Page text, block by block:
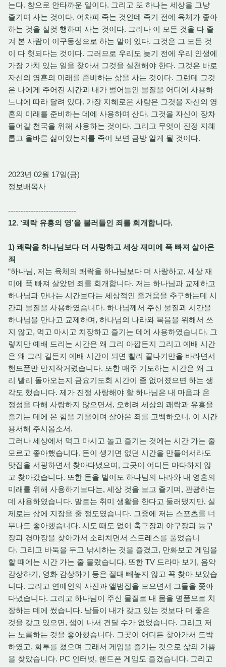
는다. 참으로 안타까운 일이다. 그리고 또 하나는 세상을 그냥
즐기며 사는 것이다. 어차피 죽는 것인데 죽기 전에 육체가 좋아
하는 것을 실컷 행하며 사는 것이다. 그러나 이 모든 것을 다 즐
겨 본 사람이 이구동성으로 하는 말이 있다. 그것은 그 모든 것
이 다 헛되다는 것이다. 그러므로 우리도 늦기 전에 우리 인생에
가장 가치 있는 일을 찾아서 그것을 실천해야 한다. 그것은 바로
자신의 영혼의 미래를 준비하는 삶을 사는 것이다. 그런데 그것
은 나에게 주어진 시간과 내가 벌어들인 물질을 어디에 사용하
느냐에 따라 달려 있다. 가장 지혜로운 사람은 그것을 자신의 영
혼의 미래를 준비하는 데에 사용하며 산다. 그것을 자신이 장차
들어갈 천국을 위해 사용하는 것이다. 그리고 무엇이 진정 지혜
롭고 올바른 삶이었는지를 죽어 보면 금방 알게 될 것이다.
2023년 02월 17일(금)
정보배목사
---------------------------
12. ‘쾌락 유흥의 영’을 불러들인 죄를 회개합니다.
1) 쾌락을 하나님보다 더 사랑하고 세상 재미에 푹 빠져 살아온
죄
“하나님, 저는 육체의 쾌락을 하나님보다 더 사랑하고, 세상 재
미에 푹 빠져 살았던 죄를 회개합니다. 저는 하나님과 교제하고
하나님과 만나는 시간보다는 세상적인 즐거움을 추구하는데 시
간과 물질을 사용하였습니다. 하나님께서 주신 물질과 시간을
하나님을 만나고 교제하며, 하나님의 나라와 복음을 위해서 쓰
지 않고, 먹고 마시고 치장하고 즐기는 데에 사용하였습니다. 그
렇지만 예배 드리는 시간은 왜 그리 아깝든지 그리고 예배 시간
은 왜 그리 길든지 예배 시간이 되면 빨리 끝나기만을 바라면서
핸드폰만 만지작거렸습니다. 또한 매주 기도하는 시간은 왜 그
리 빨리 돌아오는지 금요기도회 시간이 좀 없어졌으면 하는 생
각도 했습니다. 제가 진정 사랑해야 할 하나님은 내 마음과 온
정성을 다해 사랑하지 않으면서, 오히려 세상의 쾌락과 유흥을
즐기는 데에 온 힘을 기울이며 살아온 죄를 고백하오니, 이 시간
용서해 주시옵소서.
그러나 세상에서 먹고 마시고 놀고 즐기는 것에는 시간 가는 줄
모르고 좋아했습니다. 돈이 생기면 없던 시간을 만들어서라도
맛집을 서핑하면서 찾아다녔으며, 그곳이 어디든 마다하지 않
고 찾아갔습니다. 또한 돈을 벌어도 하나님의 나라와 내 영혼의
미래를 위해 사용하기보다는, 세상 것을 보고 즐기며, 관광하는
데 사용하였습니다. 말로는 취미 생활을 한다고 둘러댔지만, 실
제로는 삶에 지장을 줄 정도였습니다. 그중에 저는 스포츠를 너
무나도 좋아했습니다. 시도 때도 없이 축구장과 야구장과 농구
장과 경마장을 찾아가서 소리치면서 스트레스를 풀었습니
다. 그리고 바둑을 두고 낚시하는 것을 즐겼고, 만화보고 게임을
할 때에는 시간 가는 줄 몰랐습니다. 또한 TV 드라마 보기, 음악
감상하기, 영화 감상하기 등은 절대 빼놓지 않고 꼭 찾아 보았습
니다. 그리고 연예인의 사진과 앨범집을 모으면서 그들을 쫓아
다녔습니다. 그리고 하나님이 주신 물질로 내 몸을 명품으로 치
장하는 데에 썼습니다. 남들이 내가 갖고 있는 것보다 더 좋은
것을 갖고 있으면, 샘이 나서 견딜 수가 없었습니다. 그리고 저
는 노름하는 것을 좋아했습니다. 그곳이 어디든 찾아가서 도박
하였고, 화투를 쳤으며 그래서 게임을 즐기는 것으로 삶의 기쁨
을 찾았습니다. PC 인터넷, 핸드폰 게임도 즐겼습니다. 그리고